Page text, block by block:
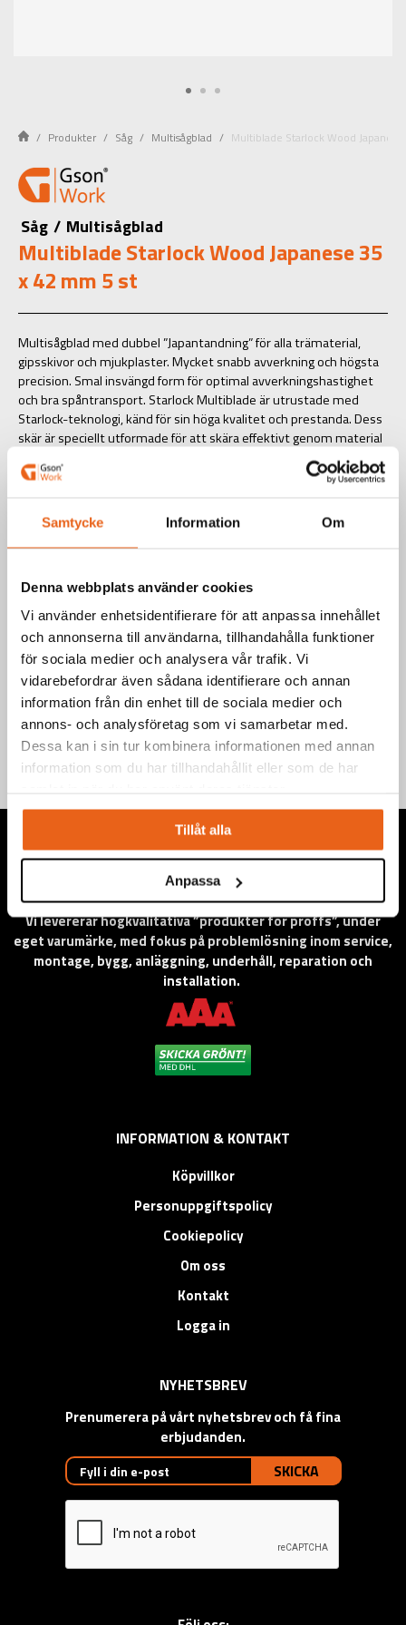
Samtycke Information Om
Denna webbplats använder cookies
Vi använder enhetsidentifierare för att anpassa innehållet
och annonserna till användarna, tillhandahålla funktioner
för sociala medier och analysera vår trafik. Vi
vidarebefordrar även sådana identifierare och annan
information från din enhet till de sociala medier och
annons- och analysföretag som vi samarbetar med.
Dessa kan i sin tur kombinera informationen med annan
information som du har tillhandahållit eller som de har
Tillåt alla
Anpassa
Produkter Såg Multisågblad Multiblade Starlock Wood
Såg / Multisågblad
Multiblade Starlock Wood Japanese 35
x 42 mm 5 st
Multisågblad med dubbel ”Japantandning” för alla trämaterial,
gipsskivor och mjukplaster. Mycket snabb avverkning och högsta
precision. Smal insvängd form för optimal avverkningshastighet
och bra spåntransport. Starlock Multiblade är utrustade med
Starlock-teknologi, känd för sin höga kvalitet och prestanda. Dess
skär är speciellt utformade för att skära effektivt genom material
Teknisk information
Vi levererar högkvalitativa ”produkter för proffs”, under
eget varumärke, med fokus på problemlösning inom service,
montage, bygg, anläggning, underhåll, reparation och
installation.
INFORMATION & KONTAKT
Köpvillkor
Personuppgiftspolicy
Cookiepolicy
Om oss
Kontakt
Logga in
NYHETSBREV
Prenumerera på vårt nyhetsbrev och få fina
erbjudanden.
SKICKA